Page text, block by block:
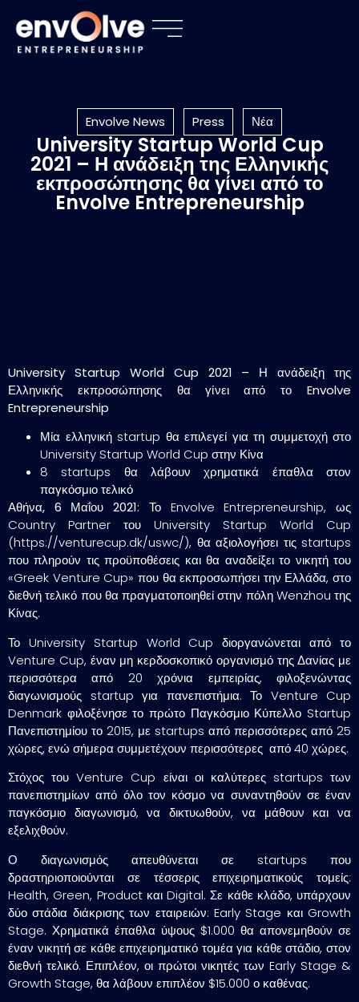
Envolve News Press Νέα
University Startup World Cup
2021 – Η ανάδειξη της Ελληνικής
εκπροσώπησης θα γίνει από το
Envolve Entrepreneurship
University Startup World Cup 2021 – Η ανάδειξη της
Ελληνικής εκπροσώπησης θα γίνει από το Envolve
Entrepreneurship
Μία ελληνική startup θα επιλεγεί για τη συμμετοχή στο
University Startup World Cup στην Κίνα
8 startups θα λάβουν χρηματικά έπαθλα στον
παγκόσμιο τελικό
Αθήνα, 6 Μαΐου 2021: Το Envolve Entrepreneurship, ως
Country Partner του University Startup World Cup
(https://venturecup.dk/uswc/), θα αξιολογήσει τις startups
που πληρούν τις προϋποθέσεις και θα αναδείξει το νικητή του
«Greek Venture Cup» που θα εκπροσωπήσει την Ελλάδα, στο
διεθνή τελικό που θα πραγματοποιηθεί στην πόλη Wenzhou της
Κίνας.
Το University Startup World Cup διοργανώνεται από το
Venture Cup, έναν μη κερδοσκοπικό οργανισμό της Δανίας με
περισσότερα από 20 χρόνια εμπειρίας, φιλοξενώντας
διαγωνισμούς startup για πανεπιστήμια. Το Venture Cup
Denmark φιλοξένησε το πρώτο Παγκόσμιο Κύπελλο Startup
Πανεπιστημίου το 2015, με startups από περισσότερες από 25
χώρες, ενώ σήμερα συμμετέχουν περισσότερες από 40 χώρες.
Στόχος του Venture Cup είναι οι καλύτερες startups των
πανεπιστημίων από όλο τον κόσμο να συναντηθούν σε έναν
παγκόσμιο διαγωνισμό, να δικτυωθούν, να μάθουν και να
εξελιχθούν.
Ο διαγωνισμός απευθύνεται σε startups που
δραστηριοποιούνται σε τέσσερις επιχειρηματικούς τομείς:
Health, Green, Product και Digital. Σε κάθε κλάδο, υπάρχουν
δύο στάδια διάκρισης των εταιρειών: Early Stage και Growth
Stage. Χρηματικά έπαθλα ύψους $1.000 θα απονεμηθούν σε
έναν νικητή σε κάθε επιχειρηματικό τομέα για κάθε στάδιο, στον
διεθνή τελικό. Επιπλέον, οι πρώτοι νικητές των Early Stage &
Growth Stage, θα λάβουν επιπλέον $15.000 ο καθένας.